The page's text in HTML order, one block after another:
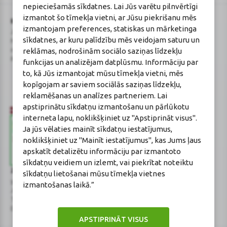
nepieciešamās sīkdatnes. Lai Jūs varētu pilnvērtīgi
izmantot šo tīmekļa vietni, ar Jūsu piekrišanu mēs
izmantojam preferences, statiskas un mārketinga
sīkdatnes, ar kuru palīdzību mēs veidojam saturu un
reklāmas, nodrošinām sociālo saziņas līdzekļu
funkcijas un analizējam datplūsmu. Informāciju par
to, kā Jūs izmantojat mūsu tīmekļa vietni, mēs
kopīgojam ar saviem sociālās saziņas līdzekļu,
reklamēšanas un analīzes partneriem. Lai
apstiprinātu sīkdatņu izmantošanu un pārlūkotu
interneta lapu, noklikšķiniet uz "Apstiprināt visus".
Ja jūs vēlaties mainīt sīkdatņu iestatījumus,
noklikšķiniet uz "Mainīt iestatījumus", kas Jums ļaus
apskatīt detalizētu informāciju par izmantoto
sīkdatņu veidiem un izlemt, vai piekrītat noteiktu
sīkdatņu lietošanai mūsu tīmekļa vietnes
izmantošanas laikā.”
APSTIPRINĀT VISUS
BENU Aptieka Latvija, SIA
Juridiskā adrese / Faktiskā adrese:
Noliktavu iela 5, Dreiliņi, Stopiņu
novads, LV-2130
Reģistrācijas Nr.: 40003252167
Licence
Licences numurs: A00010
E-aptiekas kontakti
Aptiekas vadītāja:
Sertificēta farmaceite: Jeļena
Gončarova
Reģistrācijas Nr.: F-0834
Sertifikāta Nr.: 215.2025
Zāļu valsts aģentūra
www.zva.gov.lv
E-pasts: info@zva.gov.lv
Veselības inspekcija
E-pasts: vi@vi.gov.lv